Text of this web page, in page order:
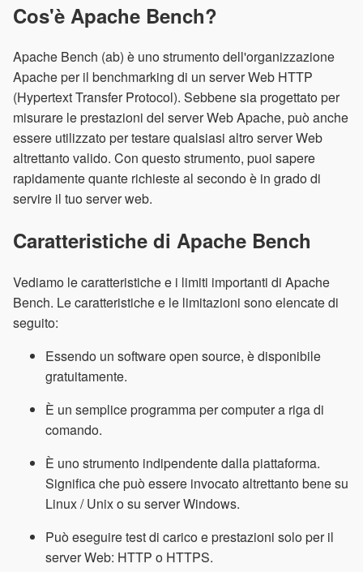
Cos'è Apache Bench?
Apache Bench (ab) è uno strumento dell'organizzazione
Apache per il benchmarking di un server Web HTTP
(Hypertext Transfer Protocol). Sebbene sia progettato per
misurare le prestazioni del server Web Apache, può anche
essere utilizzato per testare qualsiasi altro server Web
altrettanto valido. Con questo strumento, puoi sapere
rapidamente quante richieste al secondo è in grado di
servire il tuo server web.
Caratteristiche di Apache Bench
Vediamo le caratteristiche e i limiti importanti di Apache
Bench. Le caratteristiche e le limitazioni sono elencate di
seguito:
Essendo un software open source, è disponibile
gratuitamente.
È un semplice programma per computer a riga di
comando.
È uno strumento indipendente dalla piattaforma.
Significa che può essere invocato altrettanto bene su
Linux / Unix o su server Windows.
Può eseguire test di carico e prestazioni solo per il
server Web: HTTP o HTTPS.